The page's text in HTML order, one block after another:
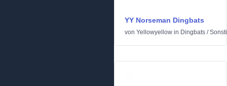
YY Norseman Dingbats
von Yellowyellow in Dingbats /